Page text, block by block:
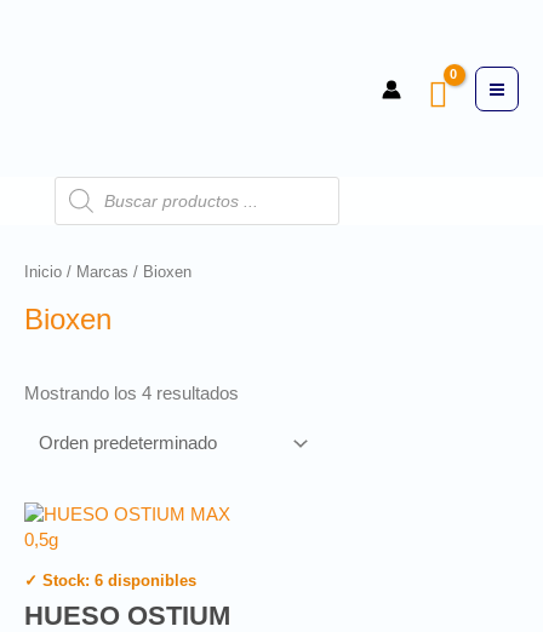
Inicio / Marcas / Bioxen
Bioxen
Mostrando los 4 resultados
✓ Stock: 6 disponibles
HUESO OSTIUM